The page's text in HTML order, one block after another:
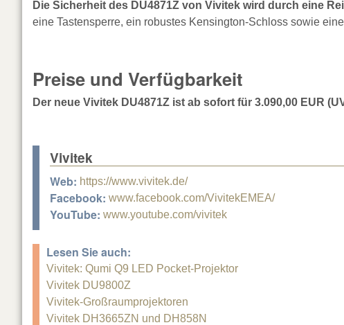
Die Sicherheit des DU4871Z von Vivitek wird durch eine
eine Tastensperre, ein robustes Kensington-Schloss sowie
Preise und Verfügbarkeit
Der neue Vivitek DU4871Z ist ab sofort für 3.090,00 EUR
Vivitek
Web: https://www.vivitek.de/
Facebook: www.facebook.com/VivitekEMEA/
YouTube: www.youtube.com/vivitek
Lesen Sie auch:
Vivitek: Qumi Q9 LED Pocket-Projektor
Vivitek DU9800Z
Vivitek-Großraumprojektoren
Vivitek DH3665ZN und DH858N